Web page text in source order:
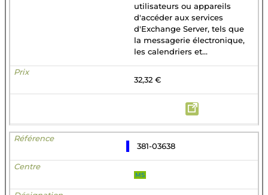
utilisateurs ou appareils
d'accéder aux services
d'Exchange Server, tels que
la messagerie électronique,
les calendriers et...
32,32 €
381-03638
MS